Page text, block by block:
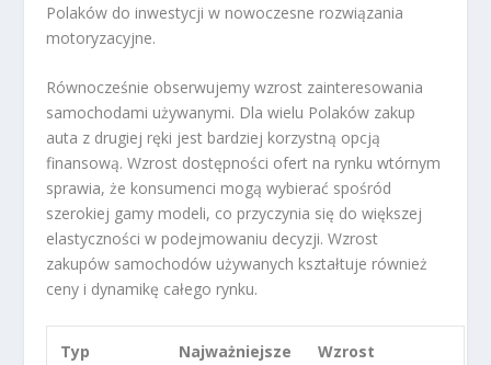
Polaków do inwestycji w nowoczesne rozwiązania
motoryzacyjne.
Równocześnie obserwujemy wzrost zainteresowania
samochodami używanymi. Dla wielu Polaków zakup
auta z drugiej ręki jest bardziej korzystną opcją
finansową. Wzrost dostępności ofert na rynku wtórnym
sprawia, że konsumenci mogą wybierać spośród
szerokiej gamy modeli, co przyczynia się do większej
elastyczności w podejmowaniu decyzji. Wzrost
zakupów samochodów używanych kształtuje również
ceny i dynamikę całego rynku.
Typ
Najważniejsze
Wzrost